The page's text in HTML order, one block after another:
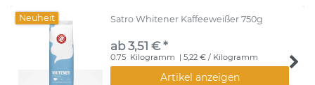
Neuheit Satro Whitener Kaffeeweißer 750g
ab 3,51 € *
0.75 Kilogramm | 5,22 € / Kilogramm
Artikel anzeigen